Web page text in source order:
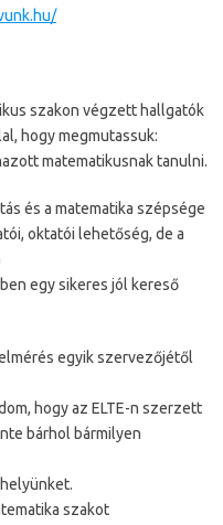
szakon végzett hallgatók
hogy megmutassuk:
matematikusnak tanulni.
és a matematika szépsége
oktatói lehetőség, de a
egy sikeres jól kereső
egyik szervezőjétől
hogy az ELTE-n szerzett
bárhol bármilyen
szakot